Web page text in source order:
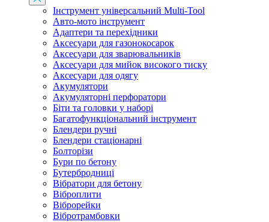
Інструмент універсальний Multi-Tool
Авто-мото інструмент
Адаптери та перехідники
Аксесуари для газонокосарок
Аксесуари для зварювальників
Аксесуари для мийок високого тиску
Аксесуари для одягу
Акумулятори
Акумуляторні перфоратори
Біти та головки у наборі
Багатофункціональний інструмент
Блендери ручні
Блендери стаціонарні
Болторізи
Бури по бетону
Бутербродниці
Вібратори для бетону
Віброплити
Віброрейки
Вібротрамбовки